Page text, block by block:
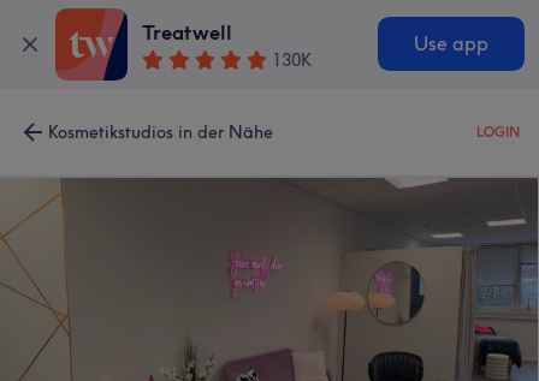
Treatwell
130K
Use app
Kosmetikstudios in der Nähe LOGIN